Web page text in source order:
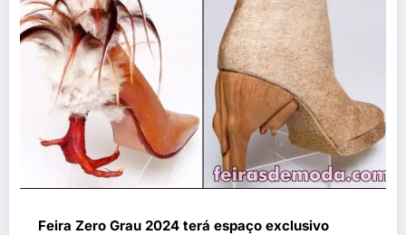
Feira Zero Grau 2024 terá espaço exclusivo